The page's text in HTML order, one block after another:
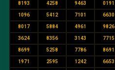
8193 4258 9463 0191
1096 5412 7101 6630
8017 5884 4961 9826
3624 8356 3143 7715
8699 5258 7786 8691
1971 2595 1242 6653